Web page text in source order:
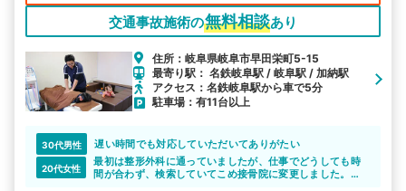
交通事故施術の無料相談あり
住所：岐阜県岐阜市早田栄町5-15
最寄り駅： 名鉄岐阜駅 / 岐阜駅 / 加納駅
アクセス：名鉄岐阜駅から車で5分
駐車場：有11台以上
30代男性 遅い時間でも対応していただいてありがたい
20代女性
最初は整形外科に通っていましたが、仕事でどうしても時
間が合わず、検索していてこめ接骨院に変更しました。